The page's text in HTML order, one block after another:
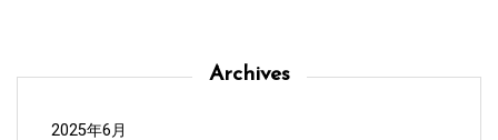
Archives
2025年6月